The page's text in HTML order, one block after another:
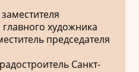
художника
председателя
Санкт-